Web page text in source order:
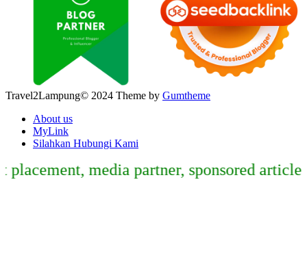
Travel2Lampung© 2024 Theme by Gumtheme
About us
MyLink
Silahkan Hubungi Kami
media partner, sponsored article,